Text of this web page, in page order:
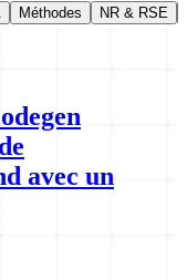
Méthodes NR & RSE
avec un